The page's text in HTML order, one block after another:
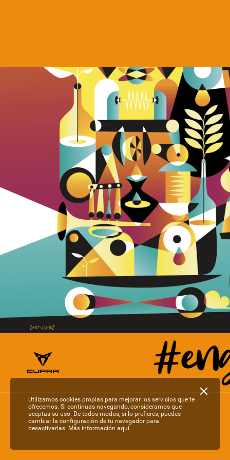
Utilizamos cookies propias para mejorar los servicios que te
ofrecemos. Si continuas navegando, consideramos que
aceptas su uso. De todos modos, si lo prefieres, puedes
cambiar la configuración de tu navegador para
desactivarlas. Más información aquí.